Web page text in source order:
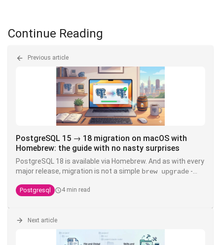
Continue Reading
Previous article
PostgreSQL 15 → 18 migration on macOS with
Homebrew: the guide with no nasty surprises
PostgreSQL 18 is available via Homebrew. And as with every
major release, migration is not a simple brew upgrade -
between major versions. Here's the full, tested procedure,
Postgresql 4 min read
Next article